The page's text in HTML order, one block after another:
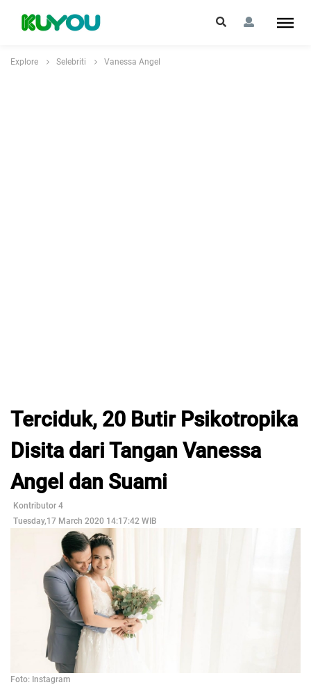
Explore Selebriti Vanessa Angel
Terciduk, 20 Butir Psikotropika
Disita dari Tangan Vanessa
Angel dan Suami
Kontributor 4
Tuesday,17 March 2020 14:17:42 WIB
Foto: Instagram